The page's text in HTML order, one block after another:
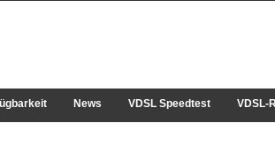
News VDSL Speedtest VDSL-